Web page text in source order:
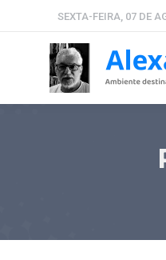
SEXTA-FEIRA, 07 DE